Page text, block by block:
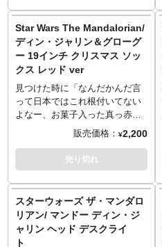
であるeFXのアーティスト達が
総力を結集し新しいプロップレ
プリカが誕生しました。ABSに
本体素材を変更された本商品の
塗装はオリジナルプロップから
の塗料サンプルを使用し、細部
は手作業によるウェザリング加
再現しています。側面の「耳」
と呼ばれるパーツは機械加工さ
れたアルミニウム製を使用。
す。
【追記】今回のマンドーのヘル
メットは「プレシジョンクラフ
トレプリカ」と呼ばれ、直訳し
Star Wars The Mandalorian/
ディン・ジャリン＆グローグ
ー 19インチ クリスマス ソッ
クス レッド ver
見つけた時に「なんだかんだ言
って日本ではこれ根付いてない
よなー、お菓子入った真っ赤な
ブーツはあるけど」と思ってい
ながら、身体は商品登録をすで
に完了していたので、この靴下
にはかなりのフォースを感じて
ャリン＆グローグーのクリスマ
ス靴下。親子でかわいいは正
義、時々ズルし。泣く。
販売価格： ¥2,200
売り切れ
スターウォーズ ザ・マンダロ
リアン/ マンドー ディン・ジ
ャリン ヘッド デスクライ
ト